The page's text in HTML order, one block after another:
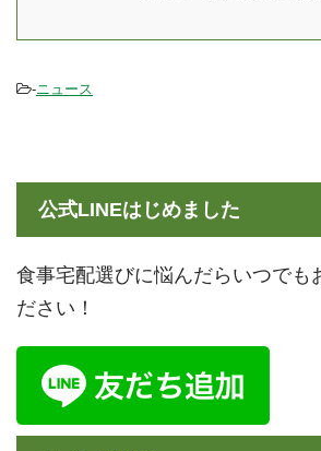
お願いい ...
デリの
-ニュース
公式LINEはじめました
食事宅配選びに悩んだらいつでも
ださい！